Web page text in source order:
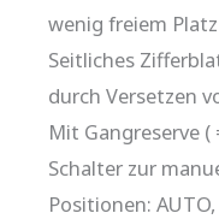
wenig freiem
Seitliches
durch Versetzen
Mit Gangreserve (
Schalter zur
Positionen: